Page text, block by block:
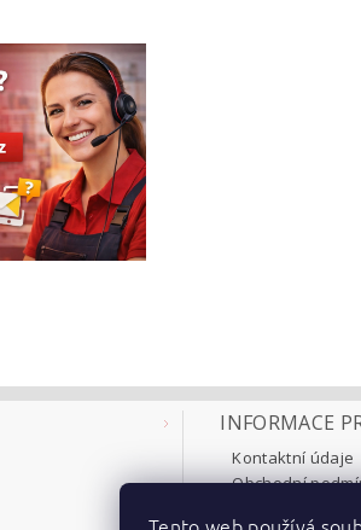
INFORMACE
Kontaktní údaje
Obchodní